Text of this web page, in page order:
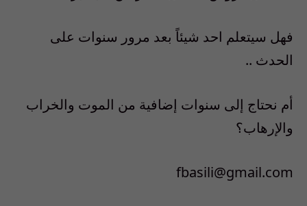
فهل سيتعلم احد شيئاً بعد مرور سنوات على
الحدث ..
أم نحتاج إلى سنوات إضافية من الموت والخراب
والإرهاب؟
fbasili@gmail.com